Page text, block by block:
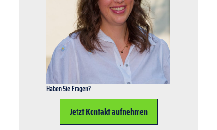
Haben Sie Fragen?
Jetzt Kontakt aufnehmen